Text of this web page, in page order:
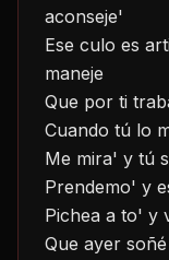
aconseje'
Ese culo es
maneje
Que por ti
Cuando tú lo
Me mira' y tú
Prendemo' y
Pichea a to' y
Que ayer